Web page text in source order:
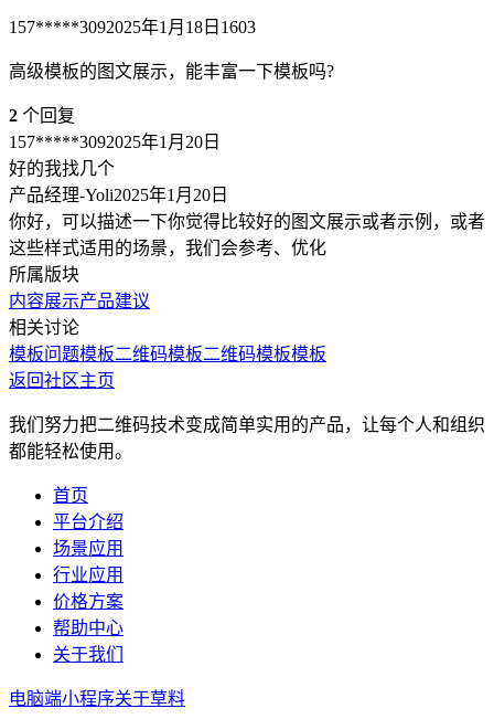
157*****3092025年1月18日 1603
高级模板的图文展示，能丰富一下模板吗?
2 个回复
157*****3092025年1月20日
好的我找几个
产品经理-Yoli2025年1月20日
你好，可以描述一下你觉得比较好的图文展示或者示例，或者
这些样式适用的场景，我们会参考、优化
所属版块
内容展示产品建议
相关讨论
模板问题模板二维码模板二维码模板模板
返回社区主页
我们努力把二维码技术变成简单实用的产品，让每个人和组织
都能轻松使用。
首页
平台介绍
场景应用
行业应用
价格方案
帮助中心
关于我们
电脑端小程序关于草料